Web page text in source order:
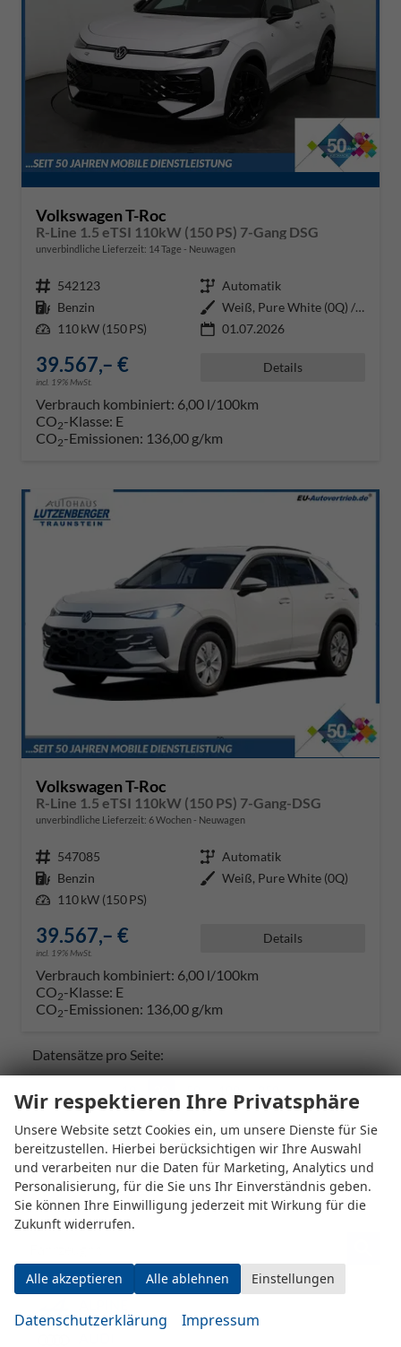
Volkswagen T-Roc
R-Line 1.5 eTSI 110kW (150 PS) 7-Gang DSG
unverbindliche Lieferzeit: 14 Tage Neuwagen
Fahrzeugnr. 542123 Getriebe Automatik
Kraftstoff Benzin Außenfarbe
Weiß, Pure White (0Q) / Dach Sc
Leistung 110 kW (150 PS) 01.07.2026
39.567,– €
incl. 19% MwSt.
Details
Verbrauch kombiniert: 6,00 l/100km
CO2-Klasse: E
CO2-Emissionen: 136,00 g/km
Volkswagen T-Roc
R-Line 1.5 eTSI 110kW (150 PS) 7-Gang-DSG
unverbindliche Lieferzeit: 6 Wochen Neuwagen
Fahrzeugnr. 547085 Getriebe Automatik
Kraftstoff Benzin Außenfarbe Weiß, Pure White (0Q)
Leistung 110 kW (150 PS)
39.567,– €
incl. 19% MwSt.
Details
Verbrauch kombiniert: 6,00 l/100km
CO2-Klasse: E
CO2-Emissionen: 136,00 g/km
Datensätze pro Seite:
Seiten:
1 2
Wir respektieren Ihre Privatsphäre
Unsere Website setzt Cookies ein, um unsere Dienste für Sie
bereitzustellen. Hierbei berücksichtigen wir Ihre Auswahl
und verarbeiten nur die Daten für Marketing, Analytics und
Personalisierung, für die Sie uns Ihr Einverständnis geben.
Sie können Ihre Einwilligung jederzeit mit Wirkung für die
Zukunft widerrufen.
Alle akzeptieren Alle ablehnen Einstellungen
Datenschutzerklärung Impressum